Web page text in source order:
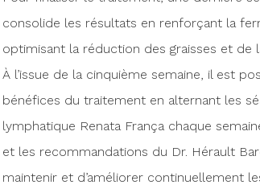
consolide les résultats en renforçant la
optimisant la réduction des graisses et de
À l’issue de la cinquième semaine, il est
bénéfices du traitement en alternant les
lymphatique Renata França chaque
et les recommandations du Dr. Hérault
maintenir et d’améliorer continuellement